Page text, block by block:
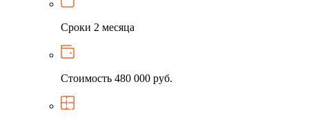
Сроки 2 месяца
Стоимость 480 000 руб.